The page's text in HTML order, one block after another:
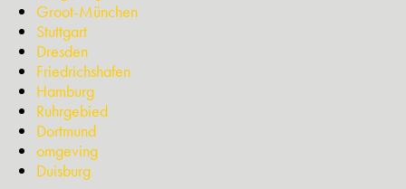
Groot-München
Stuttgart
Dresden
Friedrichshafen
Hamburg
Ruhrgebied
Dortmund
omgeving
Duisburg